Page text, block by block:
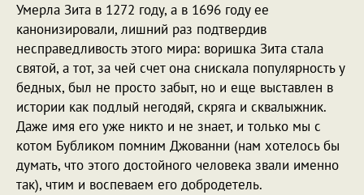
Умерла Зита в 1272 году, а в 1696 году ее
канонизировали, лишний раз подтвердив
несправедливость этого мира: воришка Зита стала
святой, а тот, за чей счет она снискала популярность у
бедных, был не просто забыт, но и еще выставлен в
истории как подлый негодяй, скряга и сквалыжник.
Даже имя его уже никто и не знает, и только мы с
котом Бубликом помним Джованни (нам хотелось бы
думать, что этого достойного человека звали именно
так), чтим и воспеваем его добродетель.